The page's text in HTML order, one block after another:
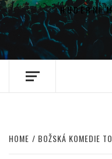
HUDEBNÍ
HOME BOŽSKÁ KOMEDIE